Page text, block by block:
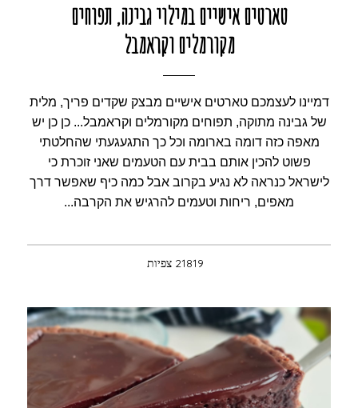
טארטים אישיים במילוי גבינה, תפוחים
מקורמלים וקראמבל
דמיינו לעצמכם טארטים אישיים מבצק שקדים פריך, מלית
של גבינה מתוקה, תפוחים מקורמלים וקראמבל... כן כן יש
מאפה כזה דומה בארומה וכל כך התגעגעתי שהחלטתי
פשוט להכין אותם בבית עם הטעמים שאני זוכרת כי
לישראל כנראה לא נגיע בקרוב אבל כמה כיף שאפשר דרך
מאפים, ריחות וטעמים להרגיש את הקרבה...
21819 צפיות